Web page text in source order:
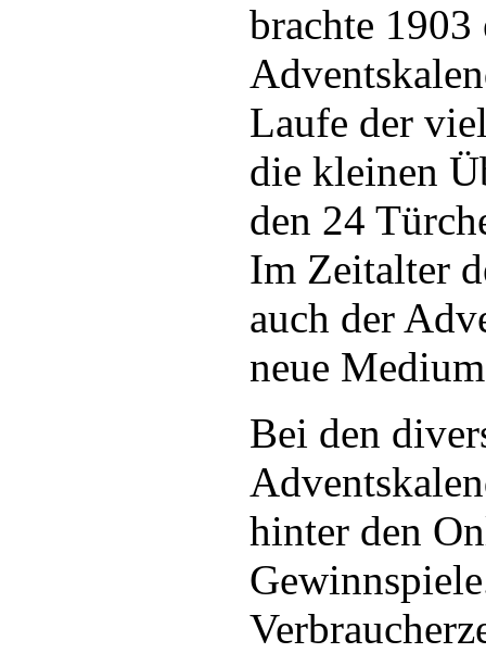
brachte
Laufe der
die kleinen
den 24
Im Zeitalter
auch der
neue
Bei den
hinter den